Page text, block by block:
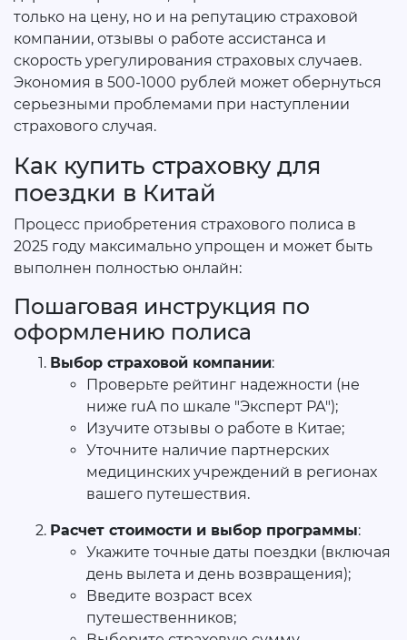
только на цену, но и на репутацию страховой
компании, отзывы о работе ассистанса и
скорость урегулирования страховых случаев.
Экономия в 500-1000 рублей может обернуться
серьезными проблемами при наступлении
страхового случая.
Как купить страховку для
поездки в Китай
Процесс приобретения страхового полиса в
2025 году максимально упрощен и может быть
выполнен полностью онлайн:
Пошаговая инструкция по
оформлению полиса
Выбор страховой компании:
Проверьте рейтинг надежности (не
ниже ruA по шкале "Эксперт РА");
Изучите отзывы о работе в Китае;
Уточните наличие партнерских
медицинских учреждений в регионах
вашего путешествия.
Расчет стоимости и выбор программы:
Укажите точные даты поездки (включая
день вылета и день возвращения);
Введите возраст всех
путешественников;